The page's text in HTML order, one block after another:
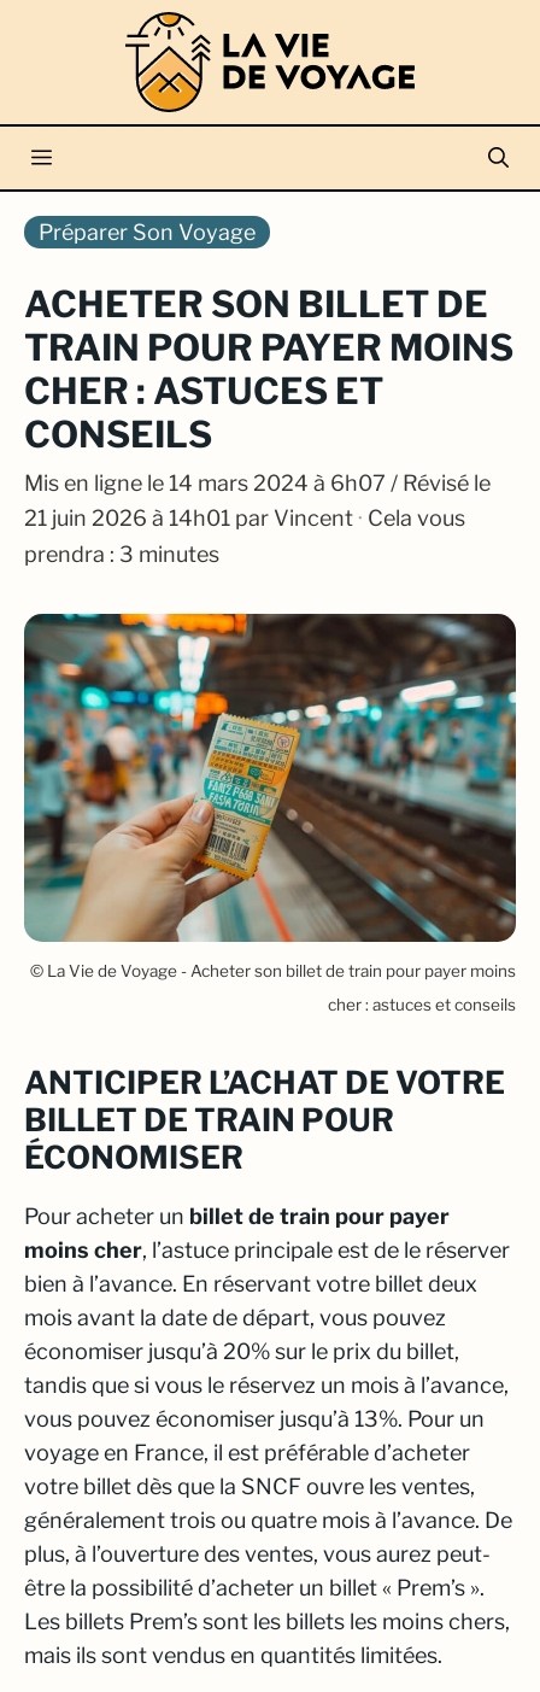
Menu
Préparer Son Voyage
ACHETER SON BILLET DE
TRAIN POUR PAYER MOINS
CHER : ASTUCES ET
CONSEILS
Mis en ligne le 14 mars 2024 à 6h07 / Révisé le
21 juin 2026 à 14h01 par Vincent · Cela vous
prendra : 3 minutes
© La Vie de Voyage - Acheter son billet de train pour payer moins
cher : astuces et conseils
ANTICIPER L’ACHAT DE VOTRE
BILLET DE TRAIN POUR
ÉCONOMISER
Pour acheter un billet de train pour payer
moins cher, l’astuce principale est de le réserver
bien à l’avance. En réservant votre billet deux
mois avant la date de départ, vous pouvez
économiser jusqu’à 20% sur le prix du billet,
tandis que si vous le réservez un mois à l’avance,
vous pouvez économiser jusqu’à 13%. Pour un
voyage en France, il est préférable d’acheter
votre billet dès que la SNCF ouvre les ventes,
généralement trois ou quatre mois à l’avance. De
plus, à l’ouverture des ventes, vous aurez peut-
être la possibilité d’acheter un billet « Prem’s ».
Les billets Prem’s sont les billets les moins chers,
mais ils sont vendus en quantités limitées.